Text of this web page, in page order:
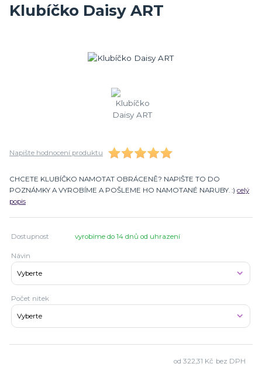
Klubíčko Daisy ART
Napište hodnocení produktu
CHCETE KLUBÍČKO NAMOTAT OBRÁCENĚ? NAPIŠTE TO DO
POZNÁMKY A VYROBÍME A POŠLEME HO NAMOTANÉ NARUBY. :) celý
popis
Dostupnost vyrobíme do 14 dnů od uhrazení
Návin
Počet nitek
od 322,31 Kč bez DPH